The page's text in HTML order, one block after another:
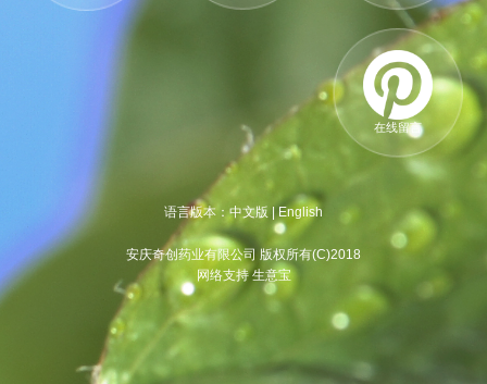
在线留言
语言版本：中文版 English
安庆奇创药业有限公司 版权所有(C)2018
网络支持 生意宝